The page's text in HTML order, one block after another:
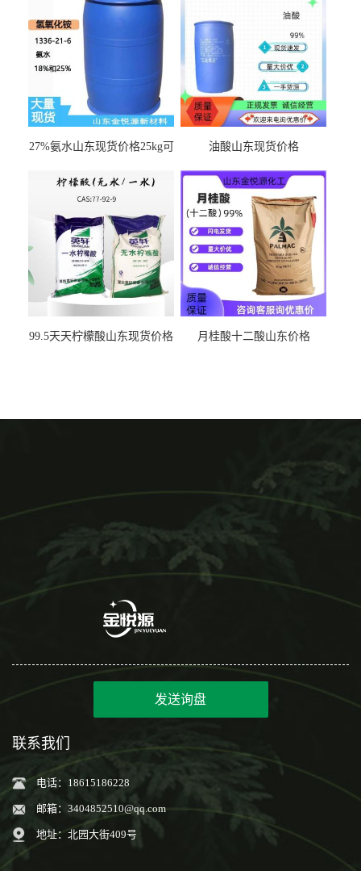
27%氨水山东现货价格25kg可
油酸山东现货价格
99.5天天柠檬酸山东现货价格 月桂酸十二酸山东价格
发送询盘
联系我们
电话：18615186228
邮箱： 3404852510@qq.com
地址：北园大街409号